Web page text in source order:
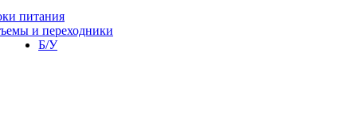
питания
и переходники
Б/У